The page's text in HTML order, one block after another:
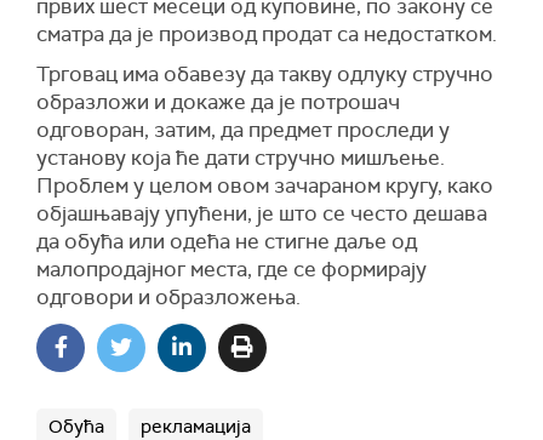
првих шест месеци од куповине, по закону се
сматра да је производ продат са недостатком.
Трговац има обавезу да такву одлуку стручно
образложи и докаже да је потрошач
одговоран, затим, да предмет проследи у
установу која ће дати стручно мишљење.
Проблем у целом овом зачараном кругу, како
објашњавају упућени, је што се често дешава
да обућа или одећа не стигне даље од
малопродајног места, где се формирају
одговори и образложења.
Обућа рекламација